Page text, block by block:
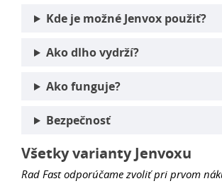
Kde je možné Jenvox použiť?
Ako dlho vydrží?
Ako funguje?
Bezpečnosť
Všetky varianty Jenvoxu
Rad Fast odporúčame zvoliť pri prvom